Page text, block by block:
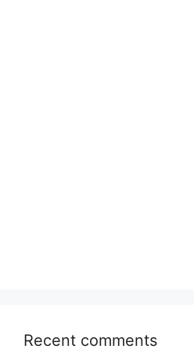
Recent comments